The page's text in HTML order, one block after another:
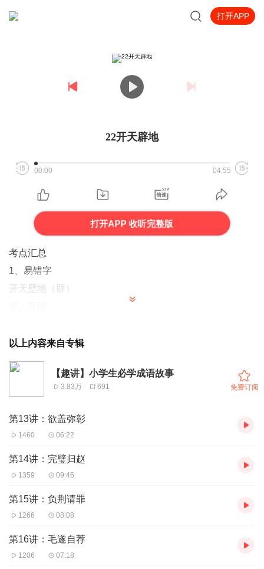
打开APP
22开天辟地
00:00 04:55
打开APP 收听完整版
考点汇总
1、易错字
开天壁地（辟）
鸿蒙初辟：指刚刚开始出现人类世界。
造句：当鸿蒙初辟
3、感悟“开天辟地”的寓意。
答：“开天辟地”这个神话故事是古人的智慧结晶，是我国神
话的开端，后代科学、艺术的源头。
以上内容来自专辑
【趣讲】小学生必学成语故事
3.83万 691 免费订阅
第13讲：欲盖弥彰
1460 06:22
第14讲：完璧归赵
1359 09:46
第15讲：负荆请罪
1266 08:08
第16讲：毛遂自荐
1206 07:18